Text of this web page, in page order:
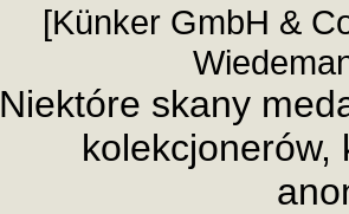
[Künker GmbH &
Niektóre skany
kolekcjonerów,